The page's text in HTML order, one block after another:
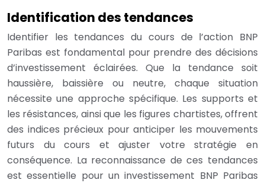
Identification des tendances
Identifier les tendances du cours de l’action BNP
Paribas est fondamental pour prendre des décisions
d’investissement éclairées. Que la tendance soit
haussière, baissière ou neutre, chaque situation
nécessite une approche spécifique. Les supports et
les résistances, ainsi que les figures chartistes, offrent
des indices précieux pour anticiper les mouvements
futurs du cours et ajuster votre stratégie en
conséquence. La reconnaissance de ces tendances
est essentielle pour un investissement BNP Paribas